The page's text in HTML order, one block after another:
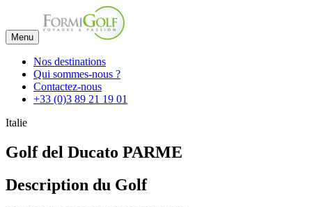
Menu
Nos destinations
Qui sommes-nous ?
Contactez-nous
+33 (0)3 89 21 19 01
Italie
Golf del Ducato PARME
Description du Golf